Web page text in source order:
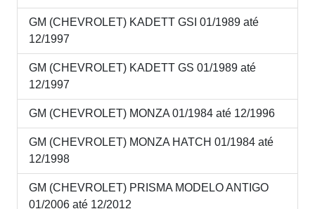
GM (CHEVROLET) KADETT GSI 01/1989 até
12/1997
GM (CHEVROLET) KADETT GS 01/1989 até
12/1997
GM (CHEVROLET) MONZA 01/1984 até 12/1996
GM (CHEVROLET) MONZA HATCH 01/1984 até
12/1998
GM (CHEVROLET) PRISMA MODELO ANTIGO
01/2006 até 12/2012